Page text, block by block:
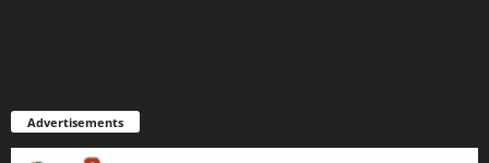
Advertisements